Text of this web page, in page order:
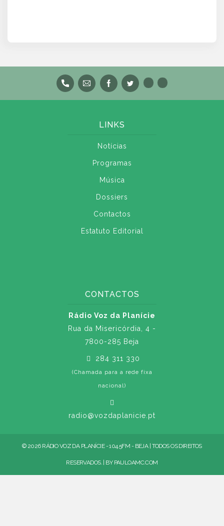
LINKS
Notícias
Programas
Música
Dossiers
Contactos
Estatuto Editorial
CONTACTOS
Rádio Voz da Planície
Rua da Misericórdia, 4 -
7800-285 Beja
284 311 330
(Chamada para a rede fixa
nacional)
radio@vozdaplanicie.pt
© 2026 RÁDIO VOZ DA PLANÍCIE - 104.5FM - BEJA | TODOS OS DIREITOS
RESERVADOS. | BY PAULOAMC.COM